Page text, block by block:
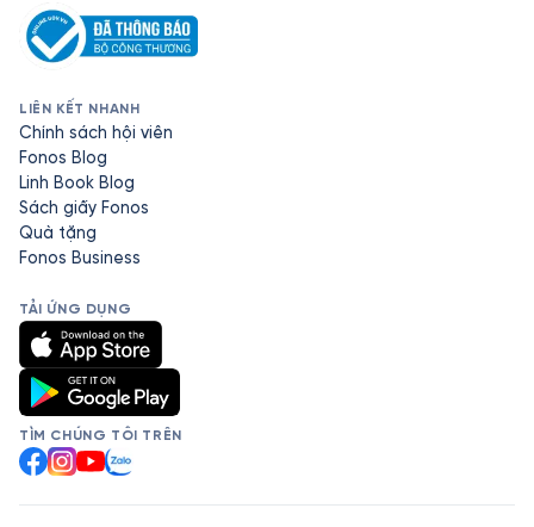
LIÊN KẾT NHANH
Chính sách hội viên
Fonos Blog
Linh Book Blog
Sách giấy Fonos
Quà tặng
Fonos Business
TẢI ỨNG DỤNG
TÌM CHÚNG TÔI TRÊN
Facebook
Instagram
YouTube
Zalo